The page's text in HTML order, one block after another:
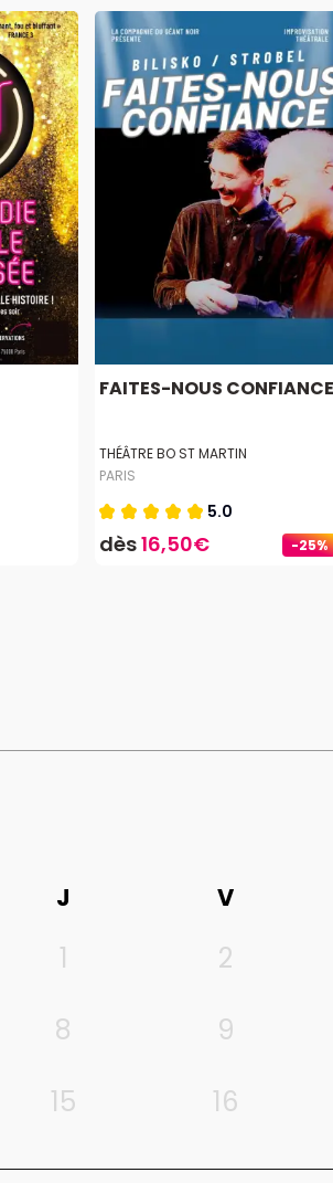
-25%
FAITES-NOUS CONFIANCE
THÉÂTRE BO ST MARTIN
PARIS
5.0
dès16,50€
J V
1
2
8
9
15 16